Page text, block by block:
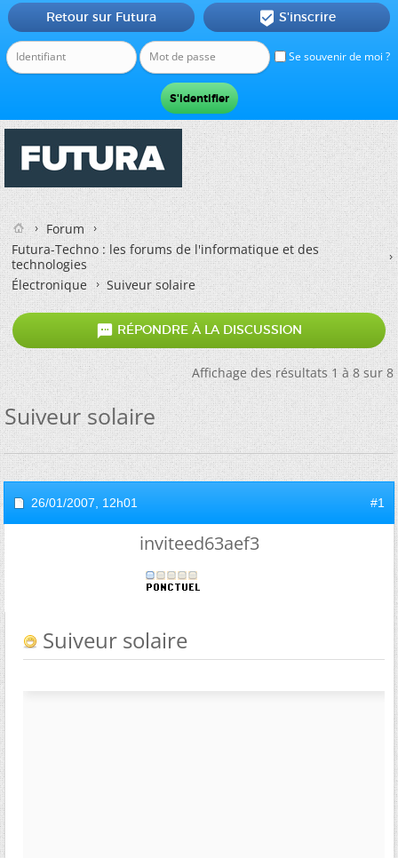
Se souvenir de moi ?
Retour sur Futura  S'inscrire
Forum
Futura-Techno : les forums de l'informatique et des
technologies
Électronique
Suiveur solaire
 RÉPONDRE À LA DISCUSSION
Affichage des résultats 1 à 8 sur 8
Suiveur solaire
26/01/2007, 12h01 #1
inviteed63aef3
Suiveur solaire